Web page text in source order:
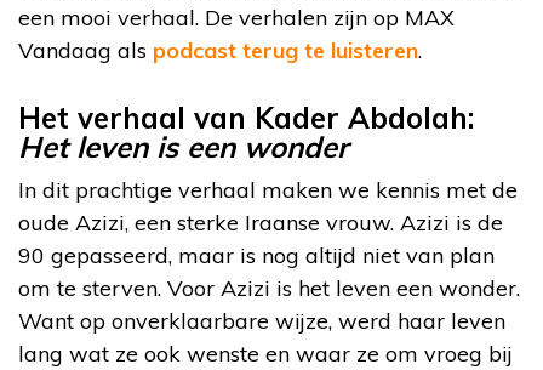
een mooi verhaal. De verhalen zijn op MAX
Vandaag als podcast terug te luisteren.
Het verhaal van Kader Abdolah:
Het leven is een wonder
In dit prachtige verhaal maken we kennis met de
oude Azizi, een sterke Iraanse vrouw. Azizi is de
90 gepasseerd, maar is nog altijd niet van plan
om te sterven. Voor Azizi is het leven een wonder.
Want op onverklaarbare wijze, werd haar leven
lang wat ze ook wenste en waar ze om vroeg bij